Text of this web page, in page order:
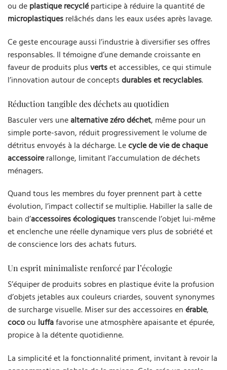
ou de plastique recycléparticipe à réduire la quantité de
microplastiques relâchés dans les eaux usées après lavage.
Ce geste encourage aussi l’industrie à diversifier ses offres
responsables. Il témoigne d’une demande croissante en
faveur de produits plus vertset accessibles, ce qui stimule
l’innovation autour de concepts durables et recyclables.
Réduction tangible des déchets au quotidien
Basculer vers unealternative zéro déchet, même pour un
simple porte-savon, réduit progressivement le volume de
détritus envoyés à la décharge. Lecycle de vie de chaque
accessoirerallonge, limitant l’accumulation de déchets
ménagers.
Quand tous les membres du foyer prennent part à cette
évolution, l’impact collectif se multiplie. Habiller la salle de
bain d’accessoires écologiquestranscende l’objet lui-même
et enclenche une réelle dynamique vers plus de sobriété et
de conscience lors des achats futurs.
Un esprit minimaliste renforcé par l’écologie
S’équiper de produits sobres en plastique évite la profusion
d’objets jetables aux couleurs criardes, souvent synonymes
de surcharge visuelle. Miser sur des accessoires en érable,
cocoou luffafavorise une atmosphère apaisante et épurée,
propice à la détente quotidienne.
La simplicité et la fonctionnalité priment, invitant à revoir la